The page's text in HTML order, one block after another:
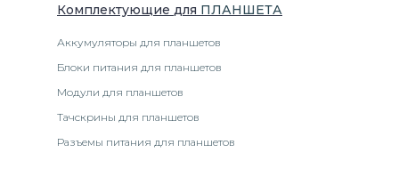
Комплектующие для ПЛАНШЕТА
Аккумуляторы для планшетов
Блоки питания для планшетов
Модули для планшетов
Тачскрины для планшетов
Разъемы питания для планшетов